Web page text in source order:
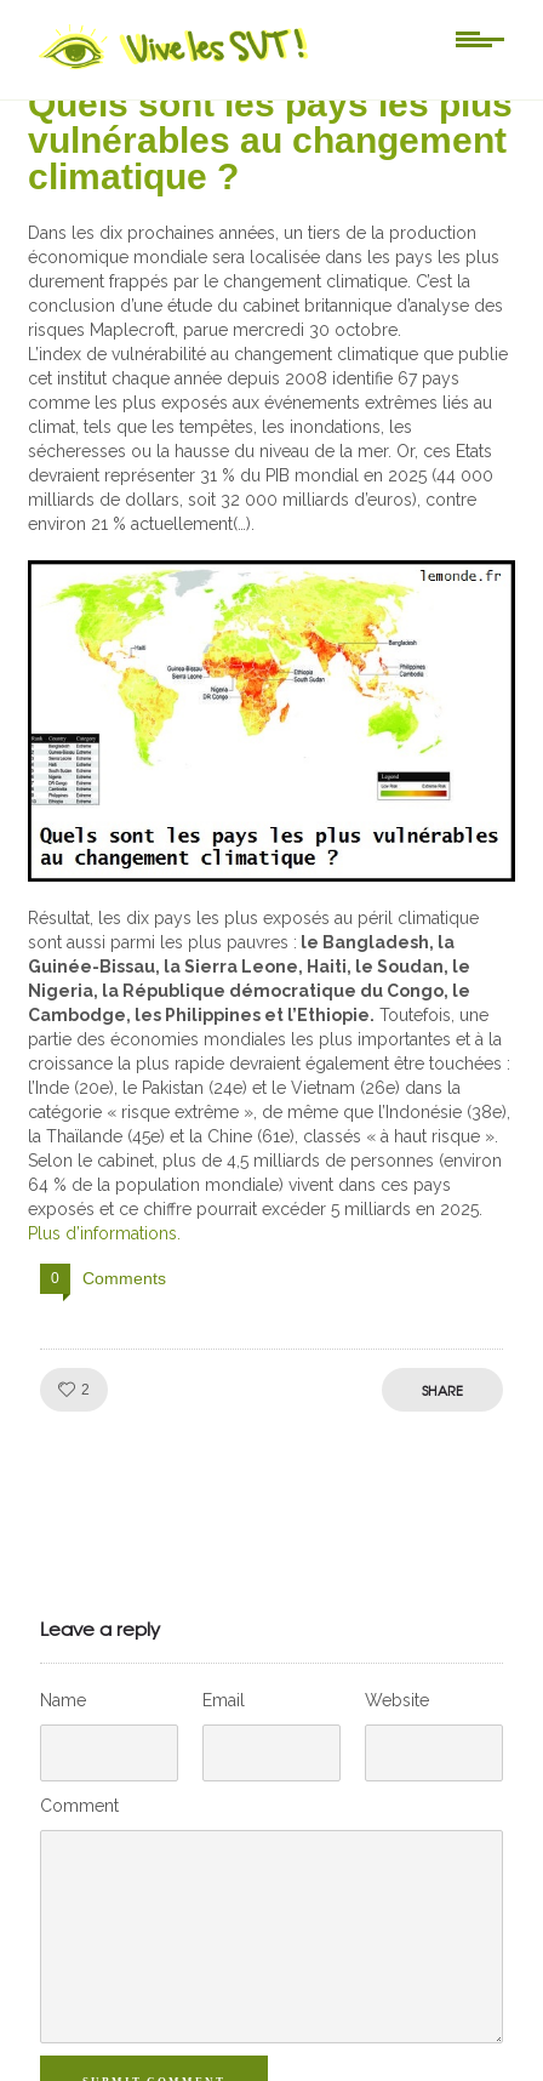
Actu-sciences
Quels sont les pays les plus
vulnérables au changement
climatique ?
Dans les dix prochaines années, un tiers de la production
économique mondiale sera localisée dans les pays les plus
durement frappés par le changement climatique. C’est la
conclusion d’une étude du cabinet britannique d’analyse des
risques Maplecroft, parue mercredi 30 octobre.
L’index de vulnérabilité au changement climatique que publie
cet institut chaque année depuis 2008 identifie 67 pays
comme les plus exposés aux événements extrêmes liés au
climat, tels que les tempêtes, les inondations, les
sécheresses ou la hausse du niveau de la mer. Or, ces Etats
devraient représenter 31 % du PIB mondial en 2025 (44 000
milliards de dollars, soit 32 000 milliards d’euros), contre
environ 21 % actuellement(…).
Résultat, les dix pays les plus exposés au péril climatique
sont aussi parmi les plus pauvres : le Bangladesh, la
Guinée-Bissau, la Sierra Leone, Haiti, le Soudan, le
Nigeria, la République démocratique du Congo, le
Cambodge, les Philippines et l’Ethiopie. Toutefois, une
partie des économies mondiales les plus importantes et à la
croissance la plus rapide devraient également être touchées :
l’Inde (20e), le Pakistan (24e) et le Vietnam (26e) dans la
catégorie « risque extrême », de même que l’Indonésie (38e),
la Thaïlande (45e) et la Chine (61e), classés « à haut risque ».
Selon le cabinet, plus de 4,5 milliards de personnes (environ
64 % de la population mondiale) vivent dans ces pays
exposés et ce chiffre pourrait excéder 5 milliards en 2025.
Plus d’informations.
0 Comments
2 SHARE
Leave a reply
Name Email Website
Comment